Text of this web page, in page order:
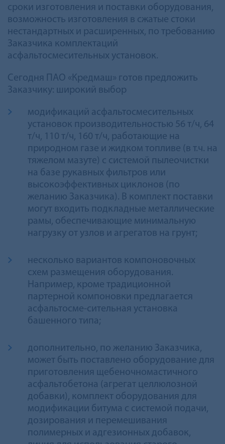
сроки изготовления и поставки оборудования,
возможность изготовления в сжатые стоки
нестандартных и расширенных, по требованию
Заказчика комплектаций
асфальтосмесительных установок.
Сегодня ПАО «Кредмаш» готов предложить
Заказчику: широкий выбор
модификаций асфальтoсмесительных
установок производительностью 56 т/ч, 64
т/ч, 110 т/ч, 160 т/ч, работающие на
природном газе и жидком топливе (в т.ч. на
тяжелом мазутe) c системой пылеочистки
на базе рукавных фильтров или
высокоэффективных циклонов (по
желанию Заказчика). В комплект поставки
могут входить подкладные металлические
рамы, обеспечивающие минимальную
нагрузку от узлов и агрегатов на грунт;
несколько вариантов компоновочных
схем размещения оборудования.
Например, кроме традиционной
партерной компоновки предлагается
асфальтoсме-сительная установка
башенного типа;
дополнительно, по желанию Заказчика,
может быть поставлено оборудование для
приготовления щебеночномастичного
асфальтобетона (агрегат целлюлозной
добавки), комплект оборудования для
модификации битума с cистемой подачи,
дозирования и перемешивания
полимерных и адгезионных добавок,